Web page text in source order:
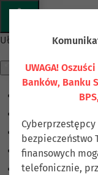
Ułatwienia dostępu
Odwróć kolory
Ciemny kontrast
Jasny kontrast
Niskie
UWAGA!
Banków, Banku
bezpieczeństwo
finansowych
telefonicznie,